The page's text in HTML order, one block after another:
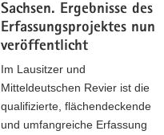
Sachsen. Ergebnisse des
Erfassungsprojektes nun
veröffentlicht
Im Lausitzer und
Mitteldeutschen Revier ist die
qualifizierte, flächendeckende
und umfangreiche Erfassung